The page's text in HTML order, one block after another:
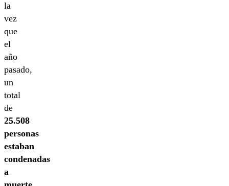
la
vez
que
el
año
pasado,
un
total
de
25.508
personas
estaban
condenadas
a